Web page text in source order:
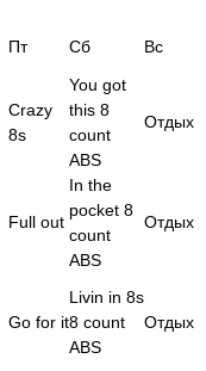
Пт Сб Вс
Crazy
8s
You got
this 8
count
ABS
Отдых
Full out
In the
pocket 8
count
ABS
Отдых
Go for it
Livin in 8s
8 count
ABS
Отдых